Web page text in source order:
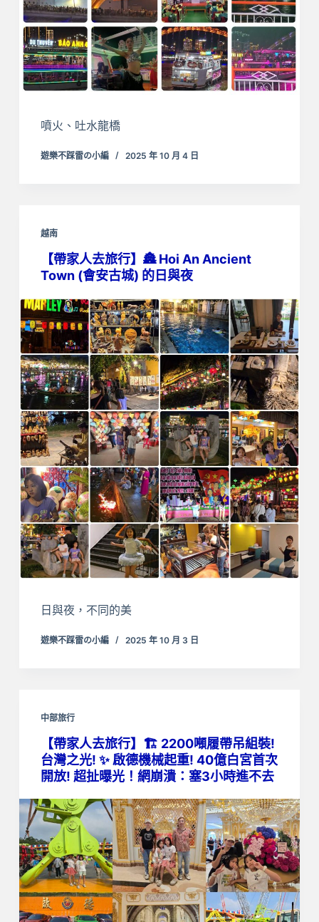
噴火、吐水龍橋
遊樂不踩雷の小編 2025 年 10 月 4 日
越南
【帶家人去旅行】🏯 Hoi An Ancient
Town (會安古城) 的日與夜
日與夜，不同的美
遊樂不踩雷の小編 2025 年 10 月 3 日
中部旅行
【帶家人去旅行】🏗️ 2200噸履帶吊組裝!
台灣之光! ✨ 啟德機械起重! 40億白宮首次
開放! 超扯曝光！網崩潰：塞3小時進不去